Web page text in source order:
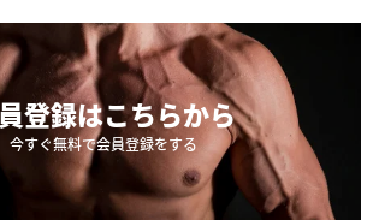
登録はこちらから
今すぐ無料で会員登録をする